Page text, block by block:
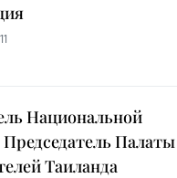
Национальной
Председатель Палаты
Таиланда